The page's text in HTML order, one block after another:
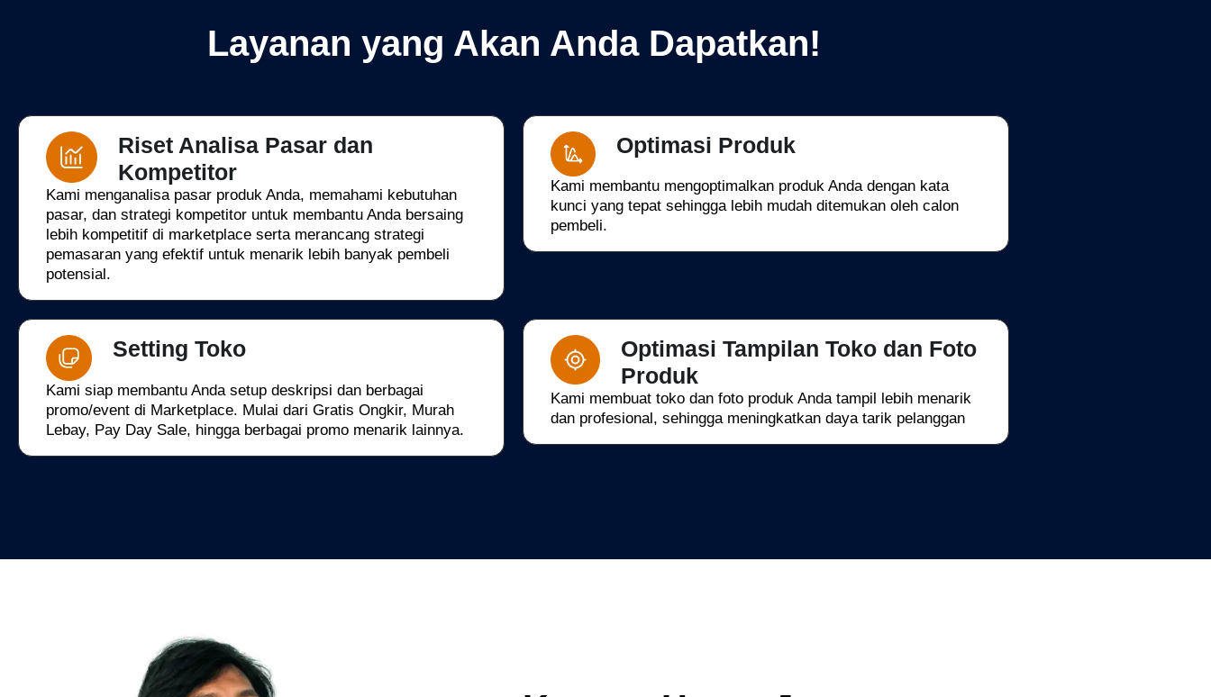
Layanan yang Akan Anda Dapatkan!
Riset Analisa Pasar dan
Kompetitor
Kami menganalisa pasar produk Anda, memahami kebutuhan
pasar, dan strategi kompetitor untuk membantu Anda bersaing
lebih kompetitif di marketplace serta merancang strategi
pemasaran yang efektif untuk menarik lebih banyak pembeli
potensial.
Optimasi Produk
Kami membantu mengoptimalkan produk Anda dengan kata
kunci yang tepat sehingga lebih mudah ditemukan oleh calon
pembeli.
Setting Toko
Kami siap membantu Anda setup deskripsi dan berbagai
promo/event di Marketplace. Mulai dari Gratis Ongkir, Murah
Lebay, Pay Day Sale, hingga berbagai promo menarik lainnya.
Optimasi Tampilan Toko dan Foto
Produk
Kami membuat toko dan foto produk Anda tampil lebih menarik
dan profesional, sehingga meningkatkan daya tarik pelanggan